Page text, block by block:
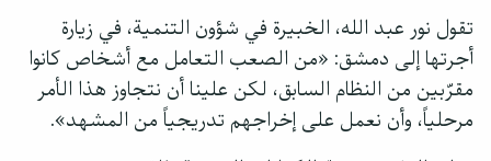
تقول نور عبد الله، الخبيرة في شؤون التنمية، في زيارة
أجرتها إلى دمشق: «من الصعب التعامل مع أشخاص كانوا
مقرّبين من النظام السابق، لكن علينا أن نتجاوز هذا الأمر
مرحلياً، وأن نعمل على إخراجهم تدريجياً من المشهد».